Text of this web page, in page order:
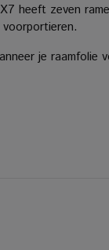
heeft zeven
je raamfolie